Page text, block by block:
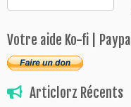
Votre aide Ko-fi | Paypal
Articlorz Récents